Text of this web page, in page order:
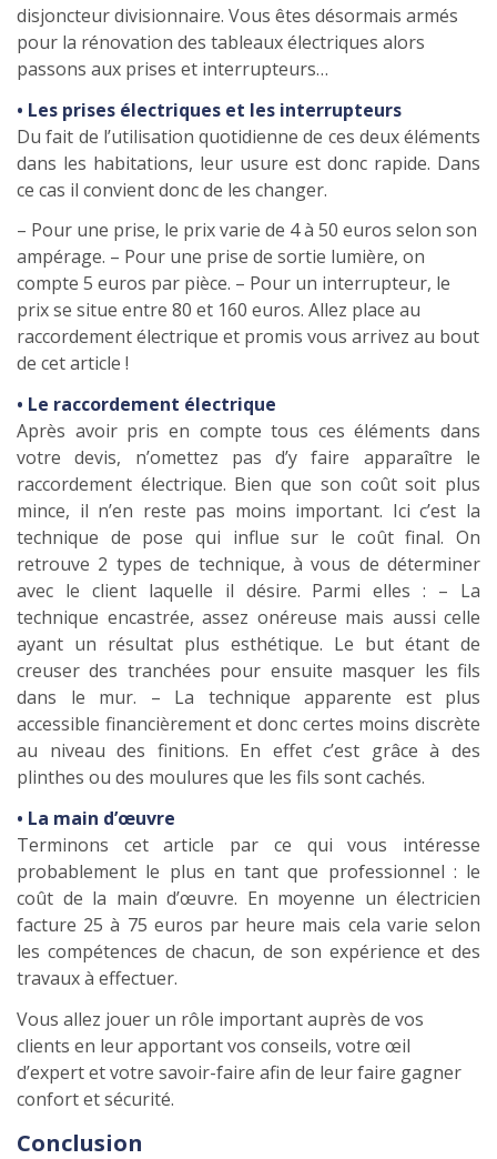
disjoncteur divisionnaire. Vous êtes désormais armés
pour la rénovation des tableaux électriques alors
passons aux prises et interrupteurs…
• Les prises électriques et les interrupteurs
Du fait de l’utilisation quotidienne de ces deux éléments
dans les habitations, leur usure est donc rapide. Dans
ce cas il convient donc de les changer.
– Pour une prise, le prix varie de 4 à 50 euros selon son
ampérage. – Pour une prise de sortie lumière, on
compte 5 euros par pièce. – Pour un interrupteur, le
prix se situe entre 80 et 160 euros. Allez place au
raccordement électrique et promis vous arrivez au bout
de cet article !
• Le raccordement électrique
Après avoir pris en compte tous ces éléments dans
votre devis, n’omettez pas d’y faire apparaître le
raccordement électrique. Bien que son coût soit plus
mince, il n’en reste pas moins important. Ici c’est la
technique de pose qui influe sur le coût final. On
retrouve 2 types de technique, à vous de déterminer
avec le client laquelle il désire. Parmi elles : – La
technique encastrée, assez onéreuse mais aussi celle
ayant un résultat plus esthétique. Le but étant de
creuser des tranchées pour ensuite masquer les fils
dans le mur. – La technique apparente est plus
accessible financièrement et donc certes moins discrète
au niveau des finitions. En effet c’est grâce à des
plinthes ou des moulures que les fils sont cachés.
• La main d’œuvre
Terminons cet article par ce qui vous intéresse
probablement le plus en tant que professionnel : le
coût de la main d’œuvre. En moyenne un électricien
facture 25 à 75 euros par heure mais cela varie selon
les compétences de chacun, de son expérience et des
travaux à effectuer.
Vous allez jouer un rôle important auprès de vos
clients en leur apportant vos conseils, votre œil
d’expert et votre savoir-faire afin de leur faire gagner
confort et sécurité.
Conclusion